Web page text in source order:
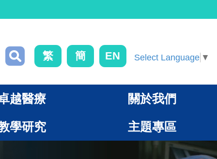
繁 簡 EN Select Language ▼
越醫療 關於我們
學研究 主題專區